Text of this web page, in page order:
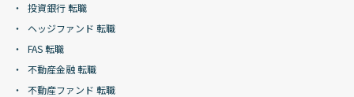
投資銀行 転職
ヘッジファンド 転職
FAS 転職
不動産金融 転職
不動産ファンド 転職